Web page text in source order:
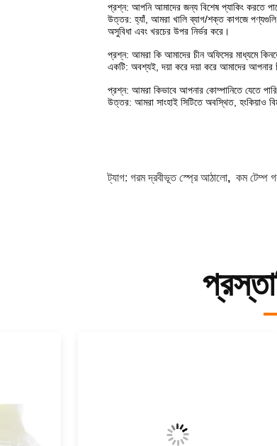
প্রশ্ন: আপনি আমাদের জন্য বিশেষ প্যাকিং করতে
উত্তর: হ্যাঁ, আমরা খালি ব্যাগ/শক্ত কাগজে পণ্যগুলি
অসুবিধা এবং খরচের উপর নির্ভর করে।
প্রশ্ন: আমরা কি আমাদের চীন অফিসের মাধ্যমে
একটি: অবশ্যই, দয়া করে দয়া করে আমাদের আপনার
প্রশ্ন: আমরা কিভাবে আপনার কোম্পানিতে যেতে
উত্তর: আমরা সাংহাই সিটিতে অবস্থিত, হংকিয়াও
ট্যাগ: গরম দ্রবীভূত স্প্রে আঠালো, কম টেম্প